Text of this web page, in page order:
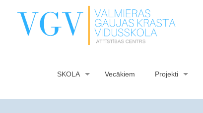
SKOLA Vecākiem Projekti